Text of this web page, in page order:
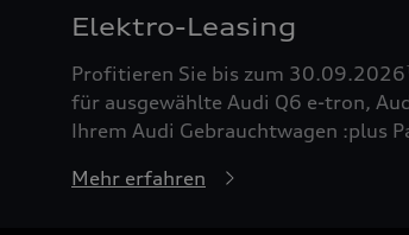
Elektro-Leasing
Profitieren Sie bis zum 30.09.20261
für ausgewählte Audi Q6 e-tron,
Ihrem Audi Gebrauchtwagen :plus
Mehr erfahren